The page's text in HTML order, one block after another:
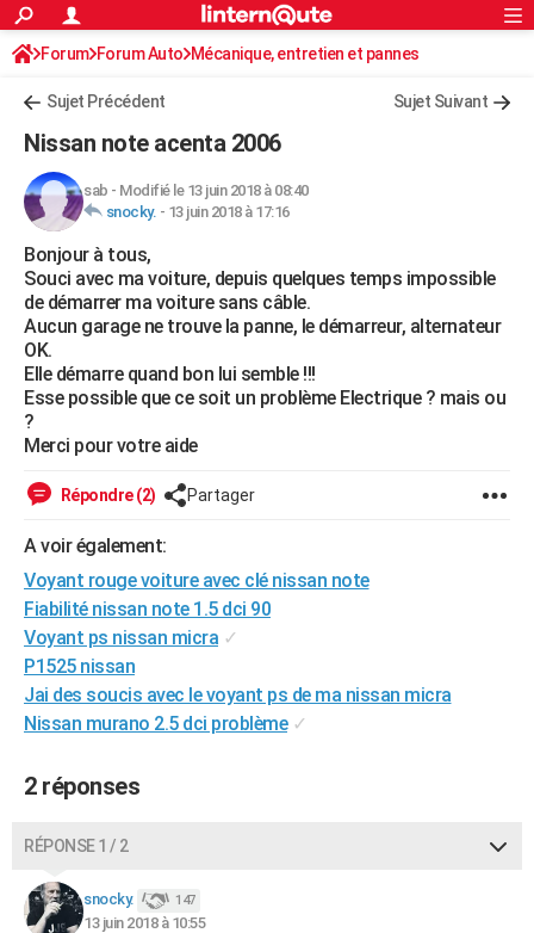
ACTUALITÉS
Politique
Société
Faits Divers
Education
Monde
Villes
+
FINANCE
Retraite
Impôts
Epargne
Immobilier
Risques naturels par ville
Banque
Assurance
Crédit
AUTO
Essais
Réserver un essai
Citadines
Berlines
SUV
Forum auto
+HIGH-TECH
Mobiles
Meilleur smartphone
Internet
Ordinateurs
Jeux vidéo
Guide high-tech
+BRICOLAGE
Forum
Aménagement intérieur
Extérieur
Cuisine
Salle de bains
Jardinage
Rangement
WEEK-END
Guides de France
Escapades
Patrimoine
Expositions
Musées
Week-end nature
+LIFESTYLE
Art de vivre
Modes de vie
Alimentation
Guide de la santé
Maladies
Médicaments
Sommeil
Destinations
City break
Voyage nature
Voyage de noces
Forum
Climat
+
GUIDES D'ACHAT
BONS PLANS
CARTE DE VOEUX
Dictionnaire
Biographies
Citations
Expressions
Proverbes
PROGRAMME TV
COPAINS D'AVANT
S'inscrire
Se connecter
Lycées
Collèges
Primaires
Universités
Entreprises
Service militaire
Avis de recherche
AVIS DE DÉCÈS
Rechercher
S'inscrire
Connexion
Forum Forum Auto Mécanique, entretien et pannes
Sujet Précédent Sujet Suivant
Nissan note acenta 2006
sab - Modifié le 13 juin 2018 à 08:40
snocky. - 13 juin 2018 à 17:16
Bonjour à tous,
Souci avec ma voiture, depuis quelques temps impossible
de démarrer ma voiture sans câble.
Aucun garage ne trouve la panne, le démarreur, alternateur
OK.
Elle démarre quand bon lui semble !!!
Esse possible que ce soit un problème Electrique ? mais ou
?
Merci pour votre aide
Répondre (2) Partager
A voir également:
Voyant rouge voiture avec clé nissan note
Fiabilité nissan note 1.5 dci 90
Voyant ps nissan micra ✓
P1525 nissan
Jai des soucis avec le voyant ps de ma nissan micra
Nissan murano 2.5 dci problème ✓
2 réponses
RÉPONSE 1 / 2
snocky. 147
13 juin 2018 à 10:55